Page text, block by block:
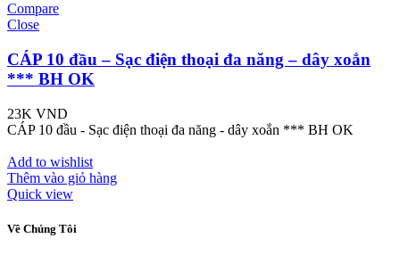
Compare
Close
CÁP 10 đầu – Sạc điện thoại đa năng – dây xoắn
*** BH OK
23K VND
CÁP 10 đầu - Sạc điện thoại đa năng - dây xoắn *** BH OK
Add to wishlist
Thêm vào giỏ hàng
Quick view
Về Chúng Tôi